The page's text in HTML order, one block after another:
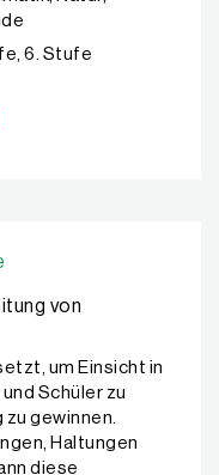
6. Stufe
von
um Einsicht in
Schüler zu
gewinnen.
Haltungen
diese